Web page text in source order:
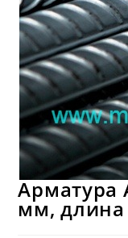
Арматура
мм, длина